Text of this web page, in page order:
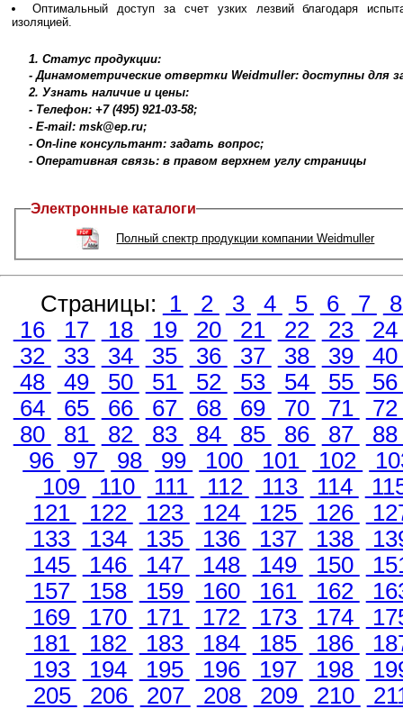
Оптимальный доступ за счет узких лезвий благодаря
изоляцией.
1. Статус продукции:
- Динамометрические отвертки Weidmuller: доступны для
2. Узнать наличие и цены:
- Телефон: +7 (495) 921-03-58;
- E-mail: msk@ep.ru;
- On-line консультант: задать вопрос;
- Оперативная связь: в правом верхнем углу страницы
Электронные каталоги
Полный спектр продукции компании Weidmuller
Страницы: 1 2 3 4 5 6 7
16
17 18 19 20 21 22 23
24
32
33 34 35 36 37 38 39
40
48
49 50 51 52 53 54 55
56
64
65 66 67 68 69 70 71
72
80
81 82 83 84 85 86 87
88
96
97 98 99 100 101 102
109
110 111 112 113 114
121
122 123 124 125 126
133
134 135 136 137 138
145
146 147 148 149 150
157
158 159 160 161 162
169
170 171 172 173 174
181
182 183 184 185 186
193
194 195 196 197 198
205
206 207 208 209 210